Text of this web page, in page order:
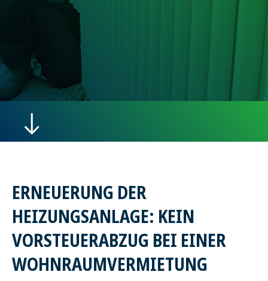
ERNEUERUNG DER
HEIZUNGSANLAGE: KEIN
VORSTEUERABZUG BEI EINER
WOHNRAUMVERMIETUNG